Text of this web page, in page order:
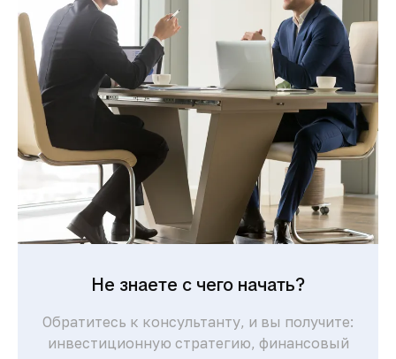
Понятная процедура покупки для
иностранцев и сопровождение юристов
делают сделки быстрыми и безопасными.
Комфортная жизнь и
развитая
инфраструктура
Современные больницы, международные
школы, торговые центры и высокий
уровень сервиса обеспечивают комфорт
для жизни и отдыха.
Не знаете с чего начать?
Обратитесь к консультанту, и вы получите:
инвестиционную стратегию, финансовый